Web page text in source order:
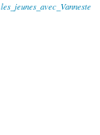
les_jeunes_avec_Vanneste